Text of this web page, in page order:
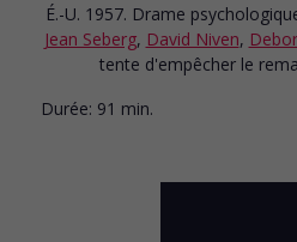
É.-U. 1957. Drame
Jean Seberg, David Niven,
tente d'empêcher le
Durée: 91 min.